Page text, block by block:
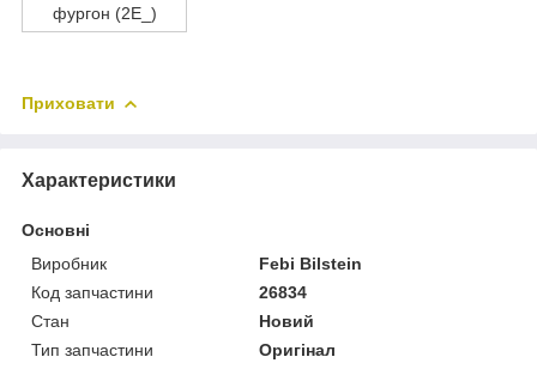
фургон (2E_)
Приховати
Характеристики
Основні
Виробник
Febi Bilstein
Код запчастини
26834
Стан
Новий
Тип запчастини
Оригінал